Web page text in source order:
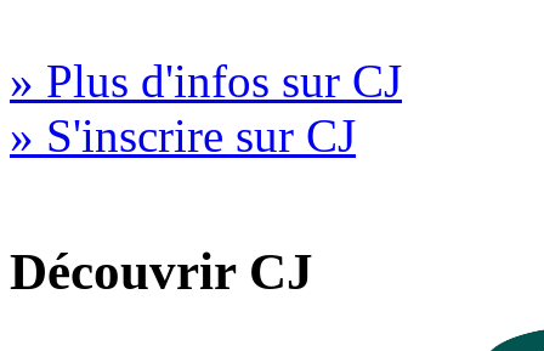
» Plus d'infos sur CJ
» S'inscrire sur CJ
Découvrir CJ